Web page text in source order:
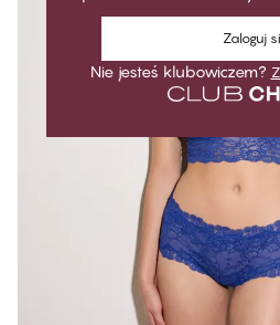
Zaloguj
Nie jesteś klubowiczem?